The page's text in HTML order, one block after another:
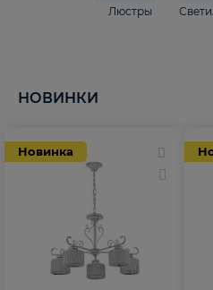
Люстры
НОВИНКИ
Новинка